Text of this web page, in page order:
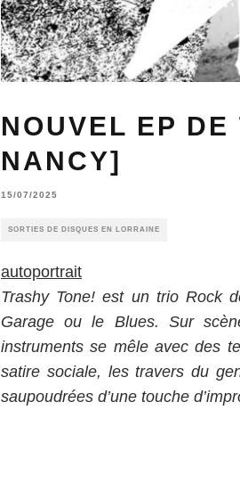
NOUVEL EP
NANCY]
15/07/2025
SORTIES DE DISQUES EN LORRAINE
autoportrait
Trashy Tone! est un trio Rock
Garage ou le Blues. Sur
instruments se mêle avec des
satire sociale, les travers du
saupoudrées d’une touche